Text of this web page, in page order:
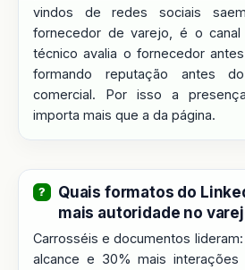
vindos de redes sociais
fornecedor de varejo, é o
técnico avalia o fornecedor
formando reputação antes
comercial. Por isso a
importa mais que a da página.
Quais formatos do
mais autoridade no
Carrosséis e documentos
alcance e 30% mais